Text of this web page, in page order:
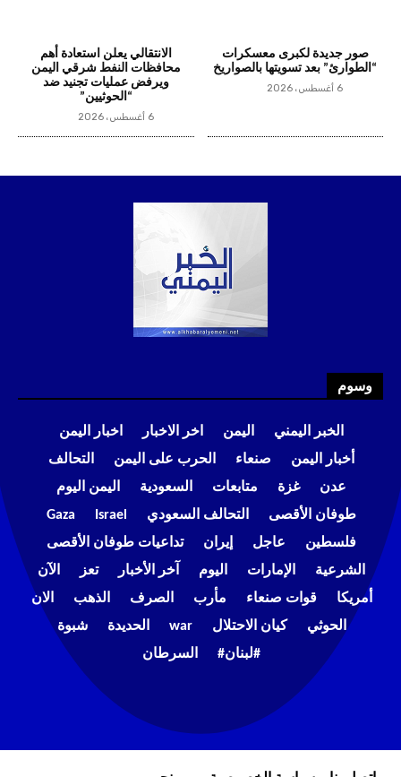
صور جديدة لكبرى معسكرات
“الطوارئ” بعد تسويتها بالصواريخ
6 أغسطس، 2026
الانتقالي يعلن استعادة أهم
محافظات النفط شرقي اليمن
ويرفض عمليات تجنيد ضد
“الحوثيين”
6 أغسطس، 2026
وسوم
الخبر اليمني اليمن اخر الاخبار
اخبار اليمن
أخبار اليمن
صنعاء الحرب على اليمن
التحالف
عدن
غزة متابعات السعودية
اليمن اليوم
طوفان الأقصى
التحالف السعودي Israel
Gaza
فلسطين
عاجل إيران
تداعيات طوفان الأقصى
الشرعية
الإمارات اليوم آخر الأخبار تعز
الآن
أمريكا
قوات صنعاء مأرب الصرف الذهب
الان
الحوثي
كيان الاحتلال war الحديدة
شبوة
#لبنان#
السرطان